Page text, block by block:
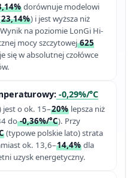
dorównuje modelowi
23,14%) i jest wyższa niż
na poziomie LonGi Hi-
mocy szczytowej625
się w absolutnej czołówce
-0,29%/°C
jest o ok. 15–20% lepsza niż
do-0,36%/°C). Przy
(typowe polskie lato) strata
ok. 13,6–14,4% dla
uzysk energetyczny.